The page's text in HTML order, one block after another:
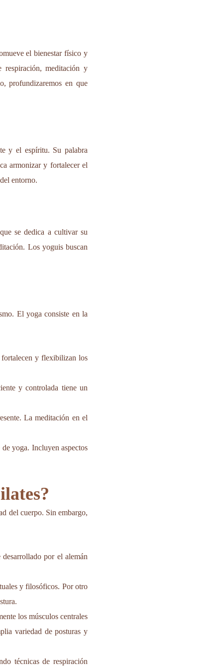
el bienestar físico y
respiración, meditación y
profundizaremos en que
y el espíritu. Su palabra
armonizar y fortalecer el
entorno.
se dedica a cultivar su
Los yoguis buscan
El yoga consiste en la
fortalecen y flexibilizan los
y controlada tiene un
La meditación en el
yoga. Incluyen aspectos
del cuerpo. Sin embargo,
por el alemán
y filosóficos. Por otro
los músculos centrales
variedad de posturas y
técnicas de respiración